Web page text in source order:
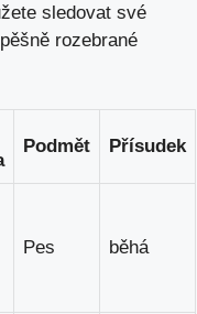
sledovat své
rozebrané
Podmět Přísudek
Pes běhá